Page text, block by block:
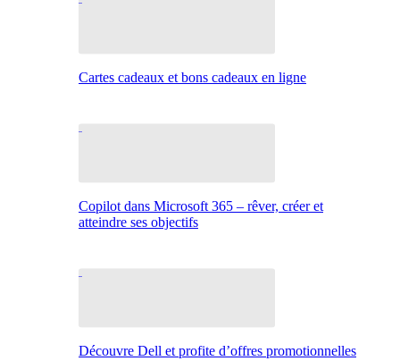
Cartes cadeaux et bons cadeaux en ligne
Copilot dans Microsoft 365 – rêver, créer et
atteindre ses objectifs
Découvre Dell et profite d’offres promotionnelles